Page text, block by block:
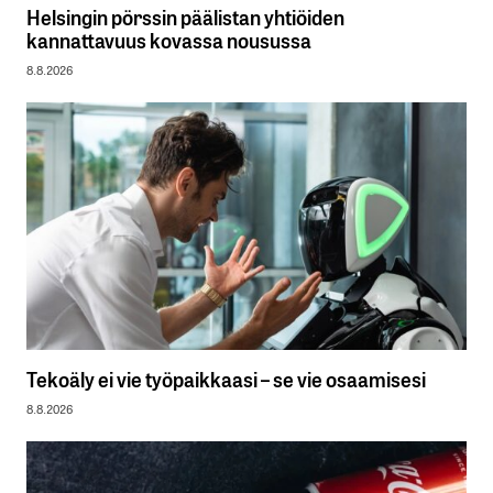
Helsingin pörssin päälistan yhtiöiden
kannattavuus kovassa nousussa
8.8.2026
Tekoäly ei vie työpaikkaasi – se vie osaamisesi
8.8.2026